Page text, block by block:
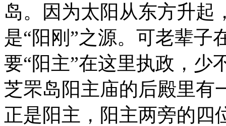
岛。因为太阳从东方升起
是“阳刚”之源。可老辈子
要“阳主”在这里执政，少
芝罘岛阳主庙的后殿里有
正是阳主，阳主两旁的四